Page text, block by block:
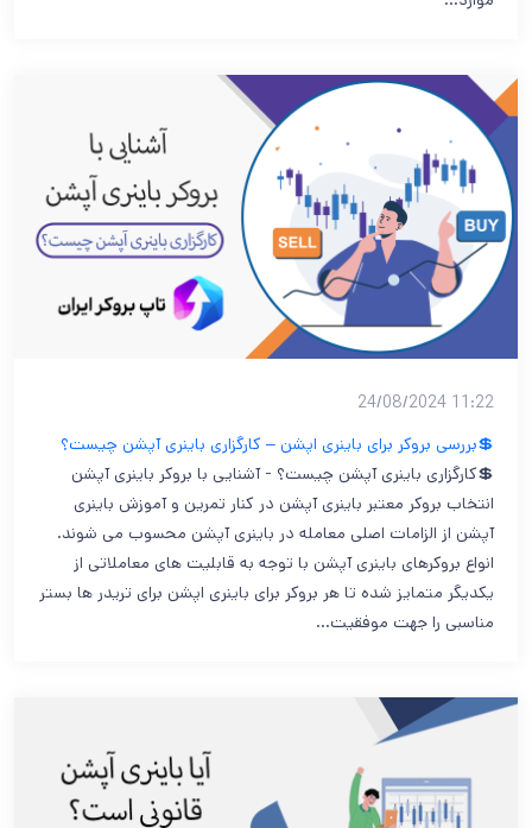
11:22 24/08/2024
💲بررسی بروکر برای باینری اپشن – کارگزاری باینری آپشن چیست؟
💲کارگزاری باینری آپشن چیست؟ - آشنایی با بروکر باینری آپشن
انتخاب بروکر معتبر باینری آپشن در کنار تمرین و آموزش باینری
آپشن از الزامات اصلی معامله در باینری آپشن محسوب می شوند.
انواع بروکرهای باینری آپشن با توجه به قابلیت های معاملاتی از
یکدیگر متمایز شده تا هر بروکر برای باینری اپشن برای تریدر ها بستر
مناسبی را جهت موفقیت…